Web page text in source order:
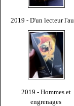
2019 - D'un lecteur
2019 - Hommes et
engrenages